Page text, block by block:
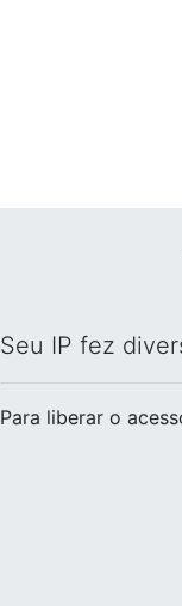
Seu IP fez
Para liberar o